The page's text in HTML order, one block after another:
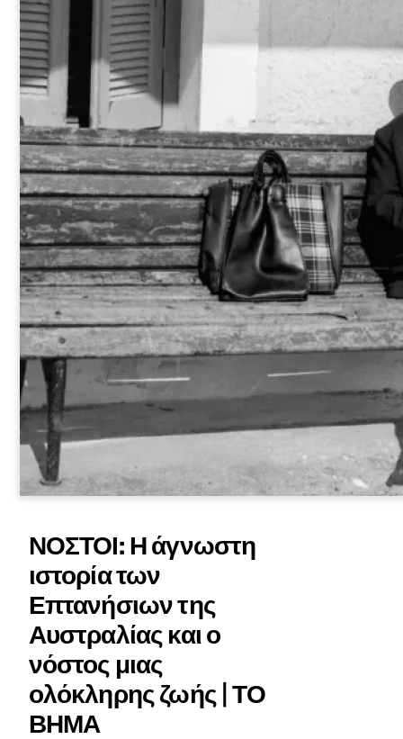
ΝΟΣΤΟΙ: Η άγνωστη
ιστορία των
Επτανήσιων της
Αυστραλίας και ο
νόστος μιας
ολόκληρης ζωής | ΤΟ
ΒΗΜΑ